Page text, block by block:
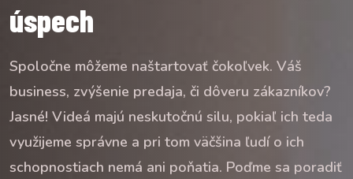
úspech
Spoločne môžeme naštartovať čokoľvek. Váš
business, zvýšenie predaja, či dôveru zákazníkov?
Jasné! Videá majú neskutočnú silu, pokiaľ ich teda
využijeme správne a pri tom väčšina ľudí o ich
schopnostiach nemá ani poňatia. Poďme sa poradiť